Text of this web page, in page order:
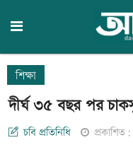
শিক্ষা
দীর্ঘ ৩৫ বছর পর
চবি প্রতিনিধি